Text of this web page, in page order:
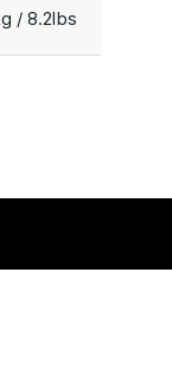
/ 8.2lbs